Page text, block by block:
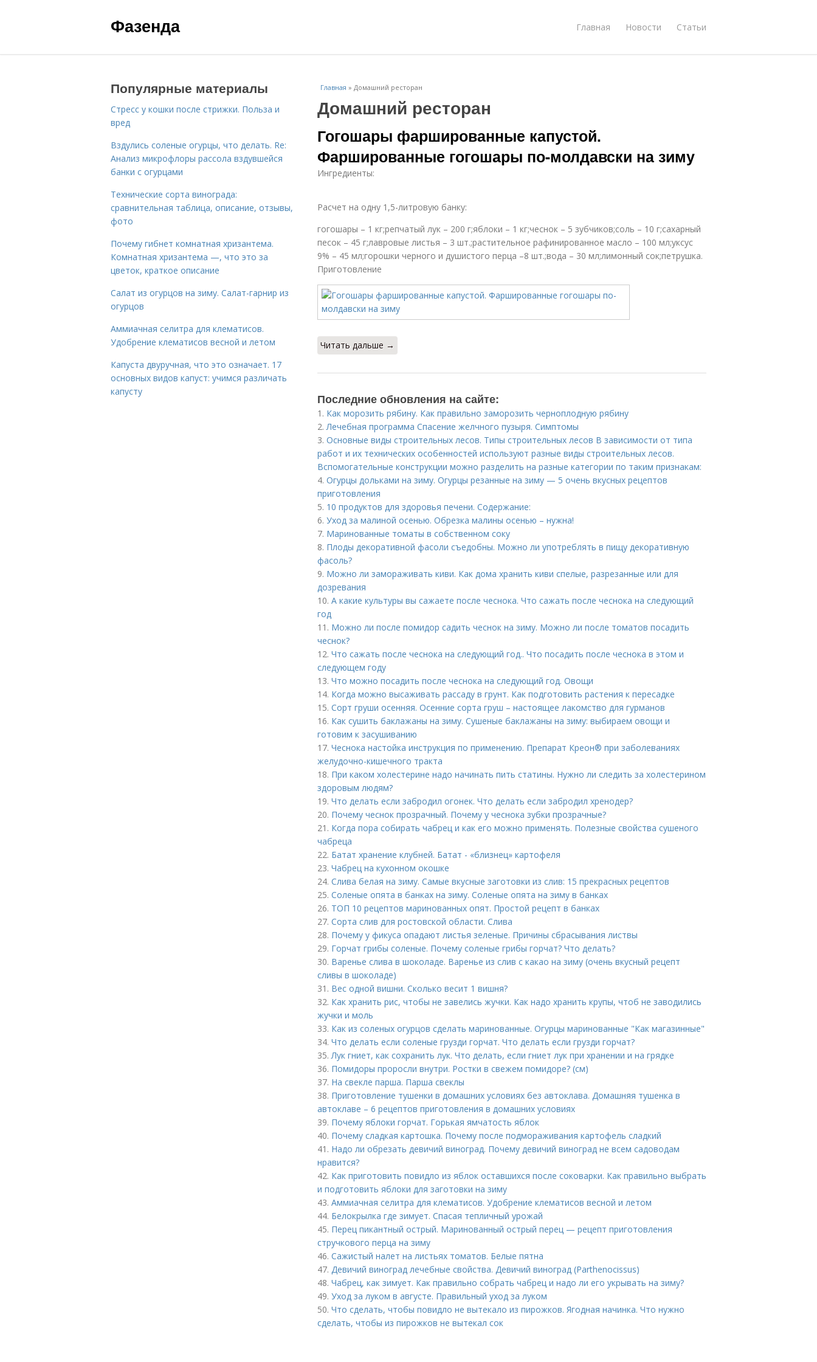
Фазенда Главная Новости Статьи
Главная » Домашний ресторан
Домашний ресторан
Гогошары фаршированные капустой.
Фаршированные гогошары по-молдавски на зиму
Ингредиенты:
Расчет на одну 1,5-литровую банку:
гогошары – 1 кг;репчатый лук – 200 г;яблоки – 1 кг;чеснок – 5 зубчиков;соль – 10 г;сахарный
песок – 45 г;лавровые листья – 3 шт.;растительное рафинированное масло – 100 мл;уксус
9% – 45 мл;горошки черного и душистого перца –8 шт.;вода – 30 мл;лимонный сок;петрушка.
Приготовление
Читать дальше →
Последние обновления на сайте:
1. Как морозить рябину. Как правильно заморозить черноплодную рябину
2.Лечебная программа Спасение желчного пузыря. Симптомы
3. Основные виды строительных лесов. Типы строительных лесов В зависимости от типа
работ и их технических особенностей используют разные виды строительных лесов.
Вспомогательные конструкции можно разделить на разные категории по таким признакам:
4. Огурцы дольками на зиму. Огурцы резанные на зиму — 5 очень вкусных рецептов
приготовления
5. 10 продуктов для здоровья печени. Содержание:
6. Уход за малиной осенью. Обрезка малины осенью – нужна!
7. Маринованные томаты в собственном соку
8. Плоды декоративной фасоли съедобны. Можно ли употреблять в пищу декоративную
фасоль?
9. Можно ли замораживать киви. Как дома хранить киви спелые, разрезанные или для
дозревания
10. А какие культуры вы сажаете после чеснока. Что сажать после чеснока на следующий
год
11. Можно ли после помидор садить чеснок на зиму. Можно ли после томатов посадить
чеснок?
12. Что сажать после чеснока на следующий год.. Что посадить после чеснока в этом и
следующем году
13. Что можно посадить после чеснока на следующий год. Овощи
14. Когда можно высаживать рассаду в грунт. Как подготовить растения к пересадке
15. Сорт груши осенняя. Осенние сорта груш – настоящее лакомство для гурманов
16. Как сушить баклажаны на зиму. Сушеные баклажаны на зиму: выбираем овощи и
готовим к засушиванию
17. Чеснока настойка инструкция по применению. Препарат Креон® при заболеваниях
желудочно-кишечного тракта
18. При каком холестерине надо начинать пить статины. Нужно ли следить за холестерином
здоровым людям?
19. Что делать если забродил огонек. Что делать если забродил хренодер?
20. Почему чеснок прозрачный. Почему у чеснока зубки прозрачные?
21. Когда пора собирать чабрец и как его можно применять. Полезные свойства сушеного
чабреца
22. Батат хранение клубней. Батат - «близнец» картофеля
23. Чабрец на кухонном окошке
24. Слива белая на зиму. Самые вкусные заготовки из слив: 15 прекрасных рецептов
25. Соленые опята в банках на зиму. Соленые опята на зиму в банках
26. ТОП 10 рецептов маринованных опят. Простой рецепт в банках
27. Сорта слив для ростовской области. Слива
28. Почему у фикуса опадают листья зеленые. Причины сбрасывания листвы
29. Горчат грибы соленые. Почему соленые грибы горчат? Что делать?
30. Варенье слива в шоколаде. Варенье из слив с какао на зиму (очень вкусный рецепт
сливы в шоколаде)
31. Вес одной вишни. Сколько весит 1 вишня?
32. Как хранить рис, чтобы не завелись жучки. Как надо хранить крупы, чтоб не заводились
жучки и моль
33. Как из соленых огурцов сделать маринованные. Огурцы маринованные "Как магазинные"
34. Что делать если соленые грузди горчат. Что делать если грузди горчат?
35.Лук гниет, как сохранить лук. Что делать, если гниет лук при хранении и на грядке
36. Помидоры проросли внутри. Ростки в свежем помидоре? (см)
37. На свекле парша. Парша свеклы
38. Приготовление тушенки в домашних условиях без автоклава. Домашняя тушенка в
автоклаве – 6 рецептов приготовления в домашних условиях
39. Почему яблоки горчат. Горькая ямчатость яблок
40. Почему сладкая картошка. Почему после подмораживания картофель сладкий
41. Надо ли обрезать девичий виноград. Почему девичий виноград не всем садоводам
нравится?
42. Как приготовить повидло из яблок оставшихся после соковарки. Как правильно выбрать
и подготовить яблоки для заготовки на зиму
43. Аммиачная селитра для клематисов. Удобрение клематисов весной и летом
44. Белокрылка где зимует. Спасая тепличный урожай
45. Перец пикантный острый. Маринованный острый перец — рецепт приготовления
стручкового перца на зиму
46. Сажистый налет на листьях томатов. Белые пятна
47. Девичий виноград лечебные свойства. Девичий виноград (Parthenocissus)
48. Чабрец, как зимует. Как правильно собрать чабрец и надо ли его укрывать на зиму?
49. Уход за луком в августе. Правильный уход за луком
50. Что сделать, чтобы повидло не вытекало из пирожков. Ягодная начинка. Что нужно
сделать, чтобы из пирожков не вытекал сок
Популярные материалы
Стресс у кошки после стрижки. Польза и
вред
Вздулись соленые огурцы, что делать. Re:
Анализ микрофлоры рассола вздувшейся
банки с огурцами
Технические сорта винограда:
сравнительная таблица, описание, отзывы,
фото
Почему гибнет комнатная хризантема.
Комнатная хризантема —, что это за
цветок, краткое описание
Салат из огурцов на зиму. Салат-гарнир из
огурцов
Аммиачная селитра для клематисов.
Удобрение клематисов весной и летом
Капуста двуручная, что это означает. 17
основных видов капуст: учимся различать
капусту